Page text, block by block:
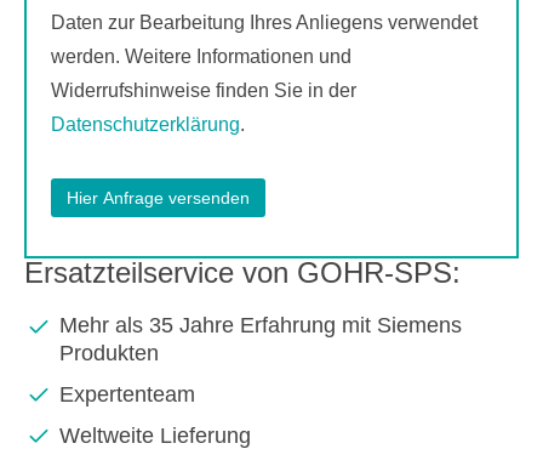
Daten zur Bearbeitung Ihres Anliegens verwendet
werden. Weitere Informationen und
Widerrufshinweise finden Sie in der
Datenschutzerklärung.
Ersatzteilservice von GOHR-SPS:
Mehr als 35 Jahre Erfahrung mit Siemens
Produkten
Expertenteam
Weltweite Lieferung